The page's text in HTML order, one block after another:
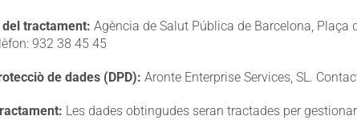
del tractament: Agència de Salut Pública de Barcelona, Plaça
932 38 45 45
de dades (DPD): Aronte Enterprise Services, SL.
Les dades obtingudes seran tractades per